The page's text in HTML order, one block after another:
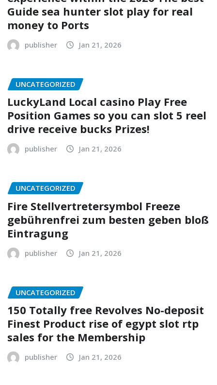
Guide sea hunter slot play for real
money to Ports
publisher Jan 21, 2026
UNCATEGORIZED
LuckyLand Local casino Play Free
Position Games so you can slot 5 reel
drive receive bucks Prizes!
publisher Jan 21, 2026
UNCATEGORIZED
Fire Stellvertretersymbol Freeze
gebührenfrei zum besten geben bloß
Eintragung
publisher Jan 21, 2026
UNCATEGORIZED
150 Totally free Revolves No-deposit
Finest Product rise of egypt slot rtp
sales for the Membership
publisher Jan 21, 2026